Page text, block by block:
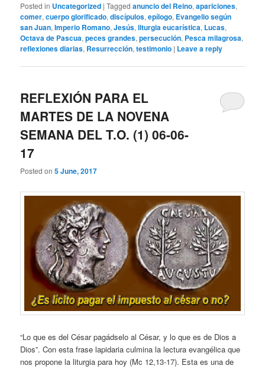
Posted in Uncategorized |Tagged anuncio del Reino,apariciones,
comer,cuerpo glorificado,discípulos,epílogo, Evangelio según
san Juan,Imperio Romano,Jesús,liturgia eucarística, Lucas,
Octava de Pascua,peces grandes,persecución, Pesca milagrosa,
reflexiones diarias, Resurrección,testimonio | Leave a reply
REFLEXIÓN PARA EL
MARTES DE LA NOVENA
SEMANA DEL T.O. (1) 06-06-
17
Posted on5 June, 2017
“Lo que es del César pagádselo al César, y lo que es de Dios a
Dios”. Con esta frase lapidaria culmina la lectura evangélica que
nos propone la liturgia para hoy (Mc 12,13-17). Esta es una de